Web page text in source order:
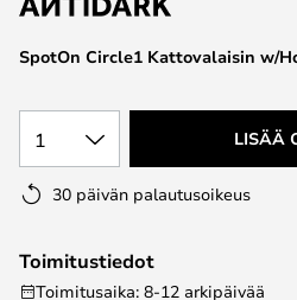
the
images
SpotOn Circle1 Kattovalaisin w/
1 LISÄÄ
30 päivän palautusoikeus
Toimitustiedot
Toimitusaika: 8-12 arkipäivää